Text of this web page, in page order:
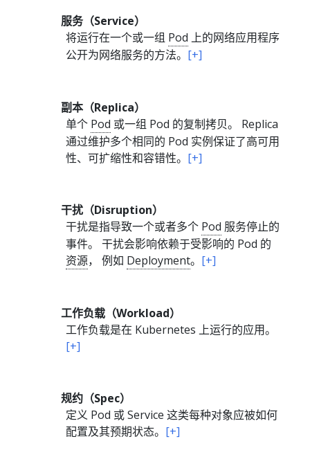
服务（Service）
将运行在一个或一组 Pod 上的网络应用程序
公开为网络服务的方法。 [+]
副本（Replica）
单个 Pod 或一组 Pod 的复制拷贝。 Replica
通过维护多个相同的 Pod 实例保证了高可用
性、可扩缩性和容错性。 [+]
干扰（Disruption）
干扰是指导致一个或者多个 Pod 服务停止的
事件。 干扰会影响依赖于受影响的 Pod 的
资源， 例如 Deployment。 [+]
工作负载（Workload）
工作负载是在 Kubernetes 上运行的应用。
[+]
规约（Spec）
定义 Pod 或 Service 这类每种对象应被如何
配置及其预期状态。 [+]